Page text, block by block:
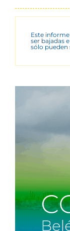
Este
ser bajadas
sólo pueden